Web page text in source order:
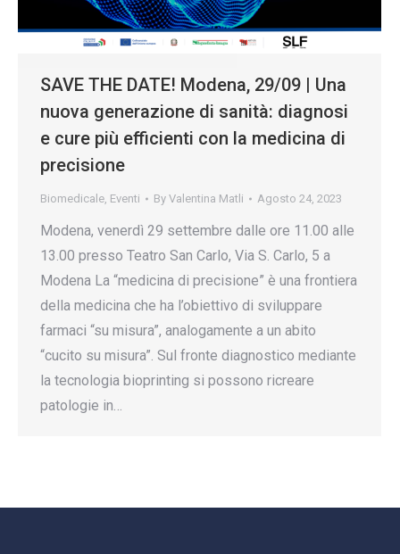
SAVE THE DATE! Modena, 29/09 | Una
nuova generazione di sanità: diagnosi
e cure più efficienti con la medicina di
precisione
Biomedicale, Eventi By Valentina Matli Agosto 24, 2023
Modena, venerdì 29 settembre dalle ore 11.00 alle
13.00 presso Teatro San Carlo, Via S. Carlo, 5 a
Modena La “medicina di precisione” è una frontiera
della medicina che ha l’obiettivo di sviluppare
farmaci “su misura”, analogamente a un abito
“cucito su misura”. Sul fronte diagnostico mediante
la tecnologia bioprinting si possono ricreare
patologie in…